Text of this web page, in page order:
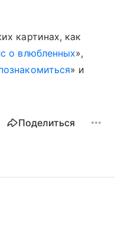
картинах, как
о влюбленных»,
» и
Поделиться